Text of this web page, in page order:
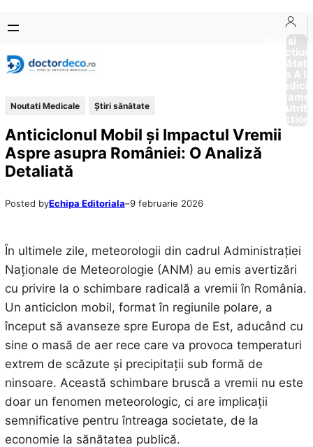
conținut
content
Boli si
Afectiuni
Sănătate
de la A
Noutati Medicale Ştiri sănătate
Anticiclonul Mobil și Impactul Vremii
Aspre asupra României: O Analiză
Detaliată
Posted byEchipa Editoriala–9 februarie 2026
În ultimele zile, meteorologii din cadrul Administrației
Naționale de Meteorologie (ANM) au emis avertizări
cu privire la o schimbare radicală a vremii în România.
Un anticiclon mobil, format în regiunile polare, a
început să avanseze spre Europa de Est, aducând cu
sine o masă de aer rece care va provoca temperaturi
extrem de scăzute și precipitații sub formă de
ninsoare. Această schimbare bruscă a vremii nu este
doar un fenomen meteorologic, ci are implicații
semnificative pentru întreaga societate, de la
economie la sănătatea publică.